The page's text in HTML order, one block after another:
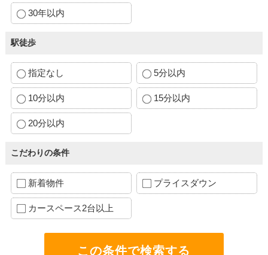
30年以内
駅徒歩
指定なし 5分以内
10分以内 15分以内
20分以内
こだわりの条件
新着物件 プライスダウン
カースペース2台以上